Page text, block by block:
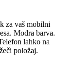
za vaš mobilni
Modra barva.
lahko na
položaj.